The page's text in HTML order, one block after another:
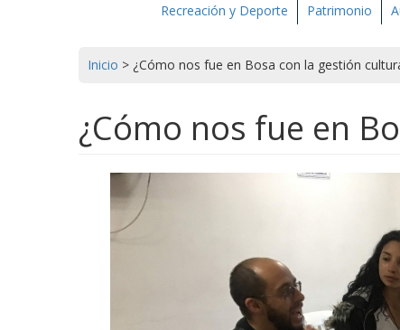
Recreación y Deporte Patrimonio
Inicio > ¿Cómo nos fue en Bosa con la gestión
¿Cómo nos fue en